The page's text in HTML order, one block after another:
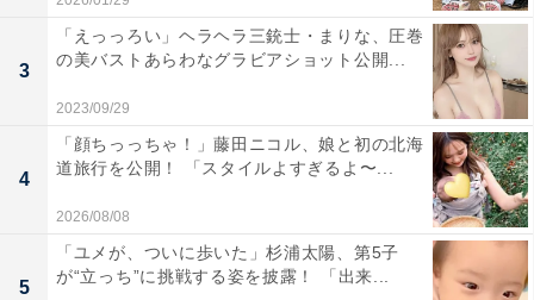
3
「えっっろい」ヘラヘラ三銃士・まりな、圧巻
の美バストあらわなグラビアショット公開...
2023/09/29
4
「顔ちっっちゃ！」藤田ニコル、娘と初の北海
道旅行を公開！ 「スタイルよすぎるよ〜...
2026/08/08
5
「ユメが、ついに歩いた」杉浦太陽、第5子
が“立っち”に挑戦する姿を披露！ 「出来...